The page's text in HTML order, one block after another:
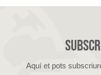
Aquí et pots